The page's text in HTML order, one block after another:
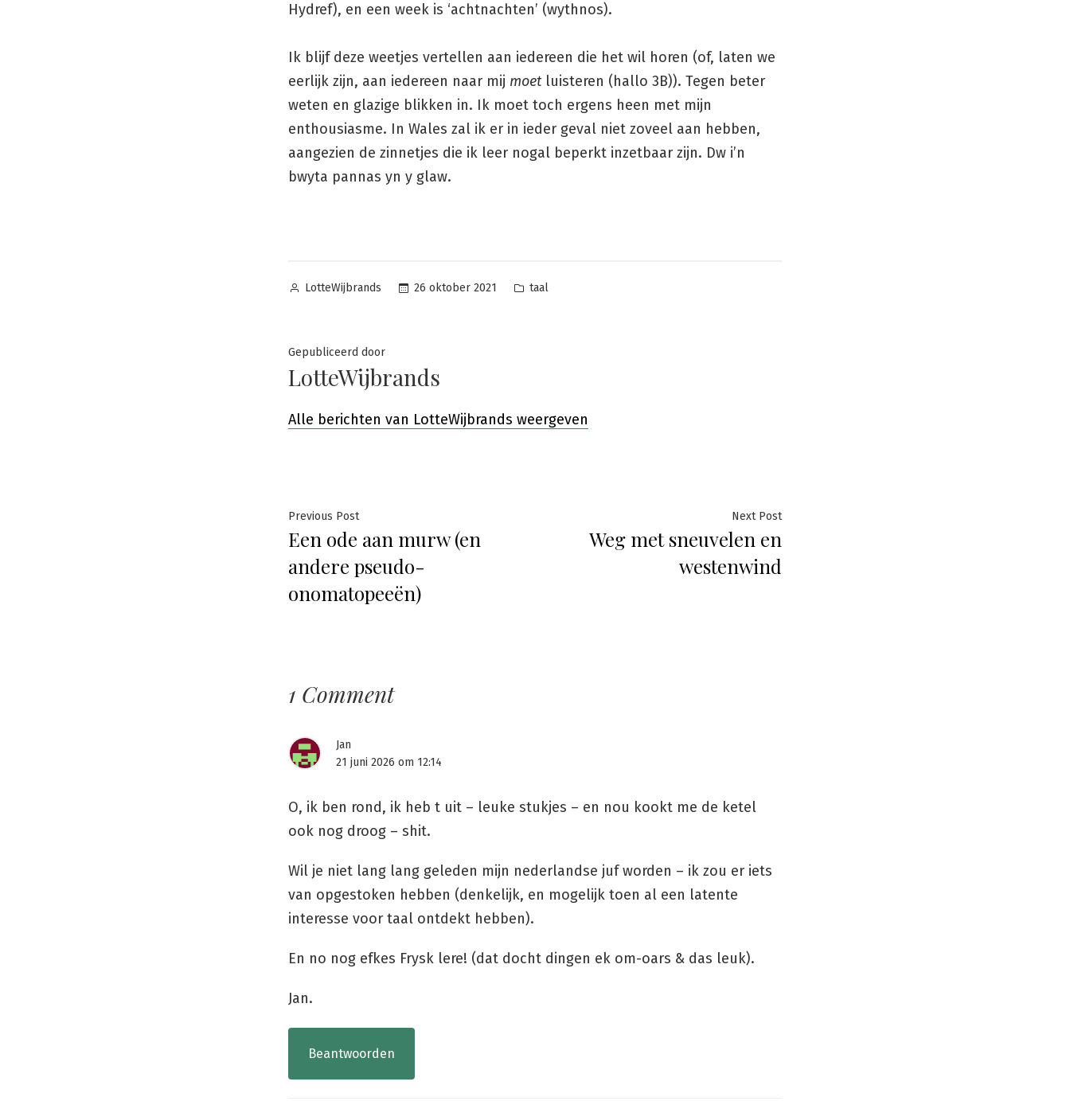
Hydref), en een week is ‘achtnachten’ (wythnos).
Ik blijf deze weetjes vertellen aan iedereen die het wil horen (of, laten we
eerlijk zijn, aan iedereen naar mij moet luisteren (hallo 3B)). Tegen beter
weten en glazige blikken in. Ik moet toch ergens heen met mijn
enthousiasme. In Wales zal ik er in ieder geval niet zoveel aan hebben,
aangezien de zinnetjes die ik leer nogal beperkt inzetbaar zijn. Dw i’n
bwyta pannas yn y glaw.
Posted
LotteWijbrands 26 oktober 2021
Posted
taal
Gepubliceerd door
LotteWijbrands
Alle berichten van LotteWijbrands weergeven
Bericht
navigatie
Previous PostPrevious
post:
Een ode aan murw (en
andere pseudo-
onomatopeeën)
Next PostNext
Weg met sneuvelen en
westenwind
1 Comment
Jan
21 juni 2026 om 12:14
O, ik ben rond, ik heb t uit – leuke stukjes – en nou kookt me de ketel
ook nog droog – shit.
Wil je niet lang lang geleden mijn nederlandse juf worden – ik zou er iets
van opgestoken hebben (denkelijk, en mogelijk toen al een latente
interesse voor taal ontdekt hebben).
En no nog efkes Frysk lere! (dat docht dingen ek om-oars & das leuk).
Jan.
Beantwoorden